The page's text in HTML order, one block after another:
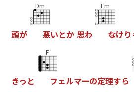
頭が
Dm
悪いとか 思わ
Em
なけり
きっ と
F
フェルマーの定理すら